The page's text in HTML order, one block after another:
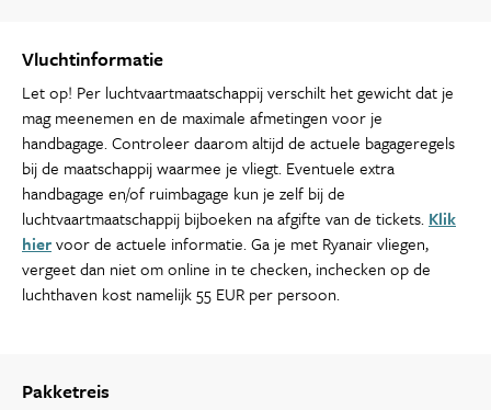
Vluchtinformatie
Let op! Per luchtvaartmaatschappij verschilt het gewicht dat je
mag meenemen en de maximale afmetingen voor je
handbagage. Controleer daarom altijd de actuele bagageregels
bij de maatschappij waarmee je vliegt. Eventuele extra
handbagage en/of ruimbagage kun je zelf bij de
luchtvaartmaatschappij bijboeken na afgifte van de tickets. Klik
hiervoor de actuele informatie. Ga je met Ryanair vliegen,
vergeet dan niet om online in te checken, inchecken op de
luchthaven kost namelijk 55 EUR per persoon.
Pakketreis